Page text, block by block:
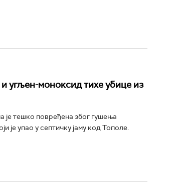
и угљен-моноксид тихе убице из
је тешко повређена због гушења
је упао у септичку јаму код Тополе.